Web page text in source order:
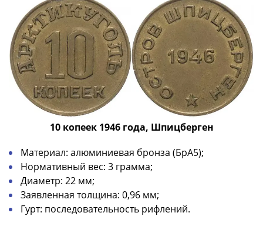
Василий
(1505-­
1533)
Иван
(1462-­
Темный
(1425-­
1462)
Псков
(1425-­
10 копеек 1946 года, Шпицберген
Материал: алюминиевая бронза (БрА5);
Нормативный вес: 3 грамма;
Диаметр: 22 мм;
Заявленная толщина: 0,96 мм;
Гурт: последовательность рифлений.